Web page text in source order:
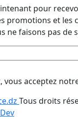
pour
promotions et les
ne faisons pas de
vous acceptez
Tous droits